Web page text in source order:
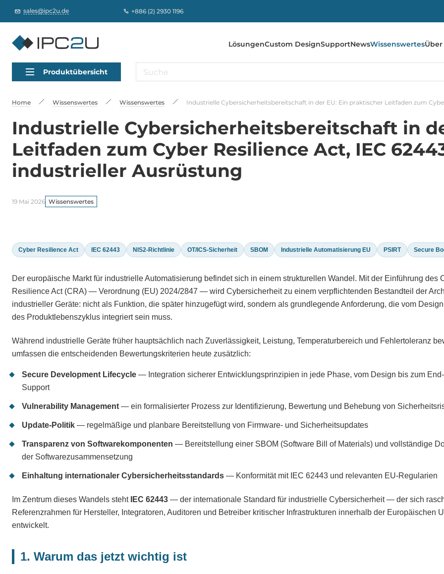
sales@ipc2u.de +886 (2) 2930 1196
LösungenCustom DesignSupportNewsWissenswertes
Produktübersicht
Home Wissenswertes Wissenswertes Industrielle Cybersicherheitsbereitschaft in der EU: Ein praktischer Leitfaden zum
Industrielle Cybersicherheitsbereitschaft in
Leitfaden zum Cyber ​​Resilience Act, IEC
industrieller Ausrüstung
19 Mai 2026 Wissenswertes
Cyber Resilience Act IEC 62443 NIS2-Richtlinie OT/ICS-Sicherheit SBOM Industrielle Automatisierung EU PSIRT Secure
Der europäische Markt für industrielle Automatisierung befindet sich in einem strukturellen Wandel. Mit der Einführung des
Resilience Act (CRA) — Verordnung (EU) 2024/2847 — wird Cybersicherheit zu einem verpflichtenden Bestandteil der
industrieller Geräte: nicht als Funktion, die später hinzugefügt wird, sondern als grundlegende Anforderung, die vom
des Produktlebenszyklus integriert sein muss.
Während industrielle Geräte früher hauptsächlich nach Zuverlässigkeit, Leistung, Temperaturbereich und Fehlertoleranz
umfassen die entscheidenden Bewertungskriterien heute zusätzlich:
Secure Development Lifecycle — Integration sicherer Entwicklungsprinzipien in jede Phase, vom Design bis zum
Support
Vulnerability Management — ein formalisierter Prozess zur Identifizierung, Bewertung und Behebung von
Update-Politik — regelmäßige und planbare Bereitstellung von Firmware- und Sicherheitsupdates
Transparenz von Softwarekomponenten — Bereitstellung einer SBOM (Software Bill of Materials) und vollständige
der Softwarezusammensetzung
Einhaltung internationaler Cybersicherheitsstandards — Konformität mit IEC 62443 und relevanten EU-Regularien
Im Zentrum dieses Wandels steht IEC 62443 — der internationale Standard für industrielle Cybersicherheit — der sich
Referenzrahmen für Hersteller, Integratoren, Auditoren und Betreiber kritischer Infrastrukturen innerhalb der Europäischen
entwickelt.
1. Warum das jetzt wichtig ist